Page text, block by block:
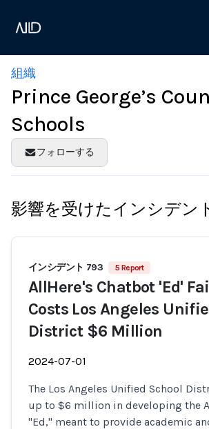
組織
Prince George’s
Schools
フォローする
影響を受けたインシデン
インシデント 793 5 Report
AllHere's Chatbot 'Ed'
Costs Los Angeles
District $6 Million
2024-07-01
The Los Angeles Unified School
up to $6 million in developing the
"Ed," meant to provide academic